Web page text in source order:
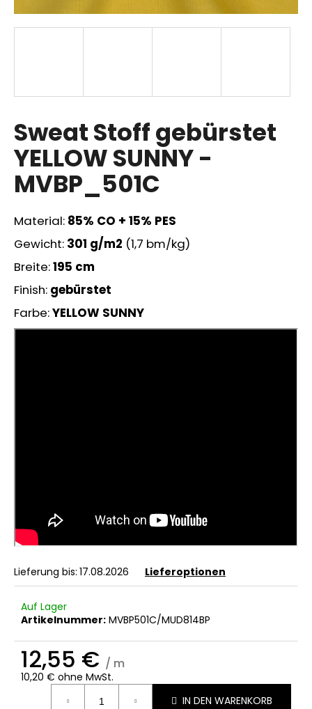
Sweat Stoff gebürstet
YELLOW SUNNY -
MVBP_501C
Material: 85% CO + 15% PES
Gewicht: 301 g/m2 (1,7 bm/kg)
Breite:195 cm
Finish: gebürstet
Farbe:YELLOW SUNNY
Lieferung bis: 17.08.2026 Lieferoptionen
Auf Lager
Artikelnummer: MVBP501C/MUD814BP
12,55 € / m
10,20 € ohne MwSt.
Verkaufspreis:
IN DEN WARENKORB
i
r
e
m
p
e
h
l
e
n